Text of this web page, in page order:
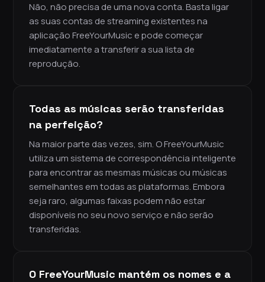
Não, não precisa de uma nova conta. Basta ligar
as suas contas de streaming existentes na
aplicação FreeYourMusic e pode começar
imediatamente a transferir a sua lista de
reprodução.
Todas as músicas serão transferidas
na perfeição?
Na maior parte das vezes, sim. O FreeYourMusic
utiliza um sistema de correspondência inteligente
para encontrar as mesmas músicas ou músicas
semelhantes em todas as plataformas. Embora
seja raro, algumas faixas podem não estar
disponíveis no seu novo serviço e não serão
transferidas.
O FreeYourMusic mantém os nomes e a